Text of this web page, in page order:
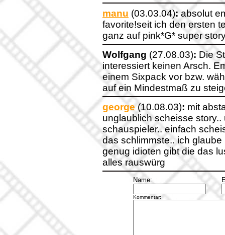
manu (03.03.04):absolut
favorite!seit ich den ersten
ganz auf pink*G* super
Wolfgang (27.08.03): Die
interessiert keinen Arsch.
einem Sixpack vor bzw.
auf ein Mindestmaß zu
george (10.08.03): mit
unglaublich scheisse
schauspieler.. einfach
das schlimmste.. ich
genug idioten gibt die das
alles rauswürg
Name:
Kommentar: